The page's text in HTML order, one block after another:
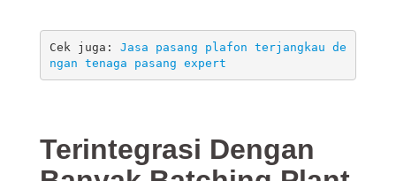
Cek juga: Jasa pasang plafon terjangkau de
ngan tenaga pasang expert
Terintegrasi Dengan